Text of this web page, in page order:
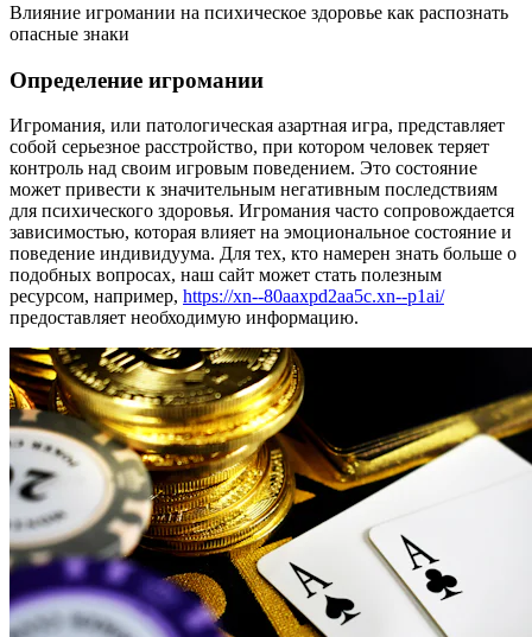
Влияние игромании на психическое здоровье как распознать
опасные знаки
Определение игромании
Игромания, или патологическая азартная игра, представляет
собой серьезное расстройство, при котором человек теряет
контроль над своим игровым поведением. Это состояние
может привести к значительным негативным последствиям
для психического здоровья. Игромания часто сопровождается
зависимостью, которая влияет на эмоциональное состояние и
поведение индивидуума. Для тех, кто намерен знать больше о
подобных вопросах, наш сайт может стать полезным
ресурсом, например, https://xn--80aaxpd2aa5c.xn--p1ai/
предоставляет необходимую информацию.